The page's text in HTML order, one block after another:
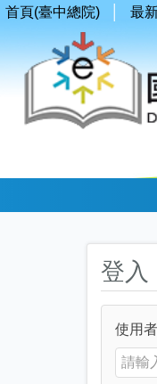
首頁(臺中總院) 最
登入
使用